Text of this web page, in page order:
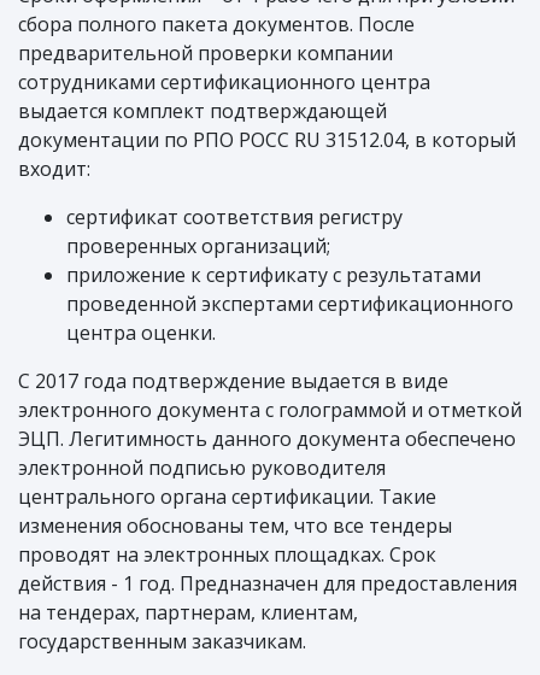
сбора полного пакета документов. После
предварительной проверки компании
сотрудниками сертификационного центра
выдается комплект подтверждающей
документации по РПО РОСС RU 31512.04, в который
входит:
сертификат соответствия регистру
проверенных организаций;
приложение к сертификату с результатами
проведенной экспертами сертификационного
центра оценки.
С 2017 года подтверждение выдается в виде
электронного документа с голограммой и отметкой
ЭЦП. Легитимность данного документа обеспечено
электронной подписью руководителя
центрального органа сертификации. Такие
изменения обоснованы тем, что все тендеры
проводят на электронных площадках. Срок
действия - 1 год. Предназначен для предоставления
на тендерах, партнерам, клиентам,
государственным заказчикам.